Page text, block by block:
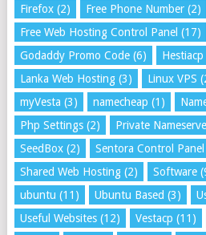
Firefox(2) Free Phone Number(2)
Free Web Hosting Control Panel (17)
Godaddy Promo Code(6) Hestiacp
Lanka Web Hosting(3) Linux VPS
myVesta (3) namecheap (1)
Php Settings(2) Private
SeedBox(2) Sentora Control Panel
Shared Web Hosting(2) Software
ubuntu (11) Ubuntu Based (3)
Useful Websites(12) Vestacp (11)